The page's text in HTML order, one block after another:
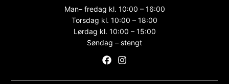
Man– fredag kl. 10:00 – 16:00
Torsdag kl. 10:00 – 18:00
Lørdag kl. 10:00 – 15:00
Søndag – stengt